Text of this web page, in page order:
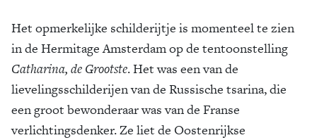
Het opmerkelijke schilderijtje is momenteel te zien
in de Hermitage Amsterdam op de tentoonstelling
Catharina, de Grootste. Het was een van de
lievelingsschilderijen van de Russische tsarina, die
een groot bewonderaar was van de Franse
verlichtingsdenker. Ze liet de Oostenrijkse